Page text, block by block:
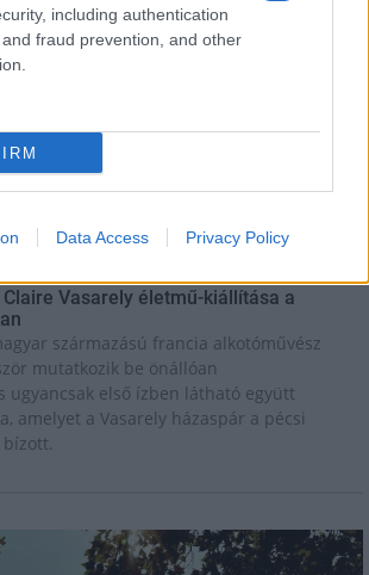
including authentication
fraud prevention, and other
Data Access Privacy Policy
Erdőfürdő
egy másik arcát. Ahogy sötétedik, a
és a többi érzékszervünk egyre
a hangok, az illatok, a tapintás
Vasarely életmű-kiállítása a
származású francia alkotóművész
mutatkozik be önállóan
ugyancsak első ízben látható együtt
amelyet a Vasarely házaspár a pécsi